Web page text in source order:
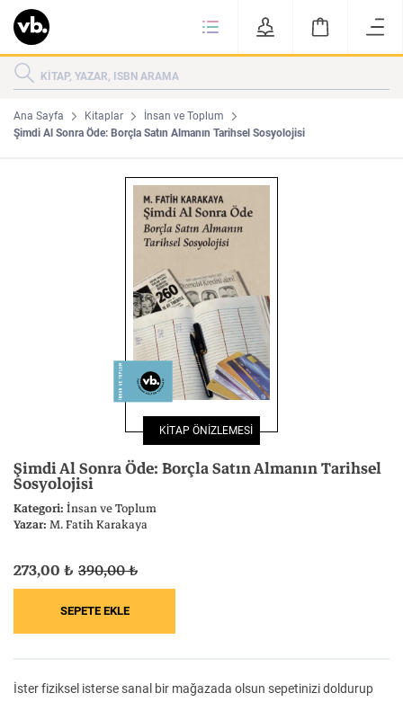
KATEGORİLER
Edebiyat
KİTAPLAR
ÇOK SATANLAR
HAKKIMIZDA
GİZLİLİK POLİTİKASI
BİZE ULAŞIN
YAZAR BAŞVURUSU
Ana Sayfa Kitaplar
İnsan ve Toplum
Şimdi Al Sonra Öde: Borçla Satın Almanın Tarihsel Sosyolojisi
KİTAP ÖNİZLEMESİ
Şimdi Al Sonra Öde: Borçla Satın Almanın Tarihsel
Sosyolojisi
Kategori:İnsan ve Toplum
Yazar:M. Fatih Karakaya
İster fiziksel isterse sanal bir mağazada olsun sepetinizi doldurup
273,00 ₺ 390,00 ₺